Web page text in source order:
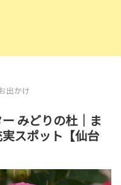
出かけ
みどりの杜｜ま
スポット【仙台